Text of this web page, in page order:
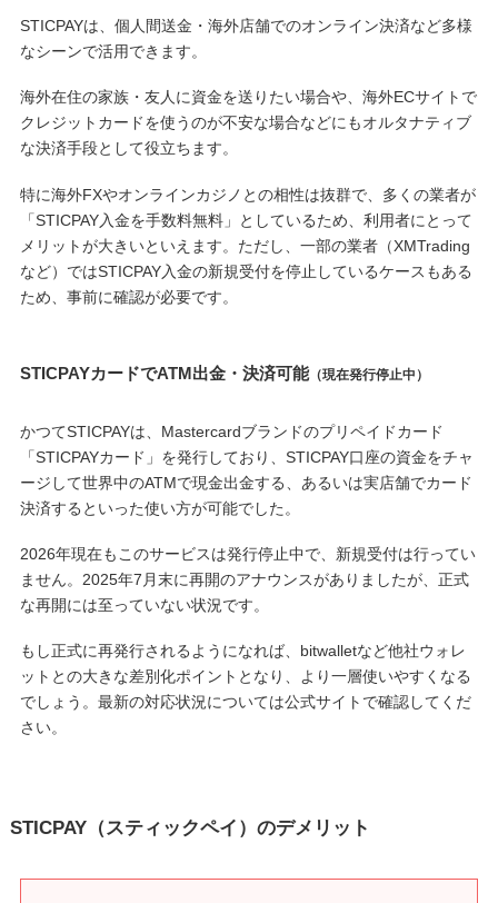
STICPAYは、個人間送金・海外店舗でのオンライン決済など多様
なシーンで活用できます。
海外在住の家族・友人に資金を送りたい場合や、海外ECサイトで
クレジットカードを使うのが不安な場合などにもオルタナティブ
な決済手段として役立ちます。
特に海外FXやオンラインカジノとの相性は抜群で、多くの業者が
「STICPAY入金を手数料無料」としているため、利用者にとって
メリットが大きいといえます。ただし、一部の業者（XMTrading
など）ではSTICPAY入金の新規受付を停止しているケースもある
ため、事前に確認が必要です。
STICPAYカードでATM出金・決済可能（現在発行停止中）
かつてSTICPAYは、Mastercardブランドのプリペイドカード
「STICPAYカード」を発行しており、STICPAY口座の資金をチャ
ージして世界中のATMで現金出金する、あるいは実店舗でカード
決済するといった使い方が可能でした。
2026年現在もこのサービスは発行停止中で、新規受付は行ってい
ません。2025年7月末に再開のアナウンスがありましたが、正式
な再開には至っていない状況です。
もし正式に再発行されるようになれば、bitwalletなど他社ウォレ
ットとの大きな差別化ポイントとなり、より一層使いやすくなる
でしょう。最新の対応状況については公式サイトで確認してくだ
さい。
STICPAY（スティックペイ）のデメリット